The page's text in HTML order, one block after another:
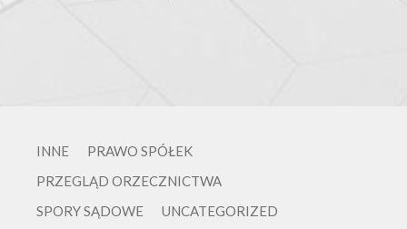
INNE
PRAWO SPÓŁEK
PRZEGLĄD ORZECZNICTWA
SPORY SĄDOWE
UNCATEGORIZED